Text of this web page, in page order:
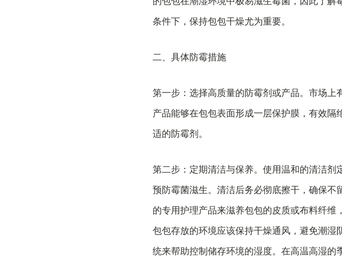
条件下，保持包包干燥尤为重要。
二、具体防霉措施
第一步：选择高质量的防霉剂或产品。市场
产品能够在包包表面形成一层保护膜，有效
适的防霉剂。
第二步：定期清洁与保养。使用温和的清洁
预防霉菌滋生。清洁后务必彻底擦干，确保
的专用护理产品来滋养包包的皮质或布料纤维
包包存放的环境应该保持干燥通风，避免潮
统来帮助控制储存环境的湿度。在高温高湿